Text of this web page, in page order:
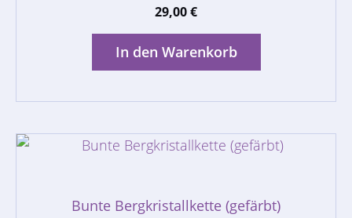
29,00€
In den Warenkorb
Bunte Bergkristallkette (gefärbt)